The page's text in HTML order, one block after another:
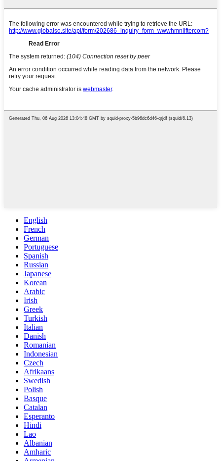
English
French
German
Portuguese
Spanish
Russian
Japanese
Korean
Arabic
Irish
Greek
Turkish
Italian
Danish
Romanian
Indonesian
Czech
Afrikaans
Swedish
Polish
Basque
Catalan
Esperanto
Hindi
Lao
Albanian
Amharic